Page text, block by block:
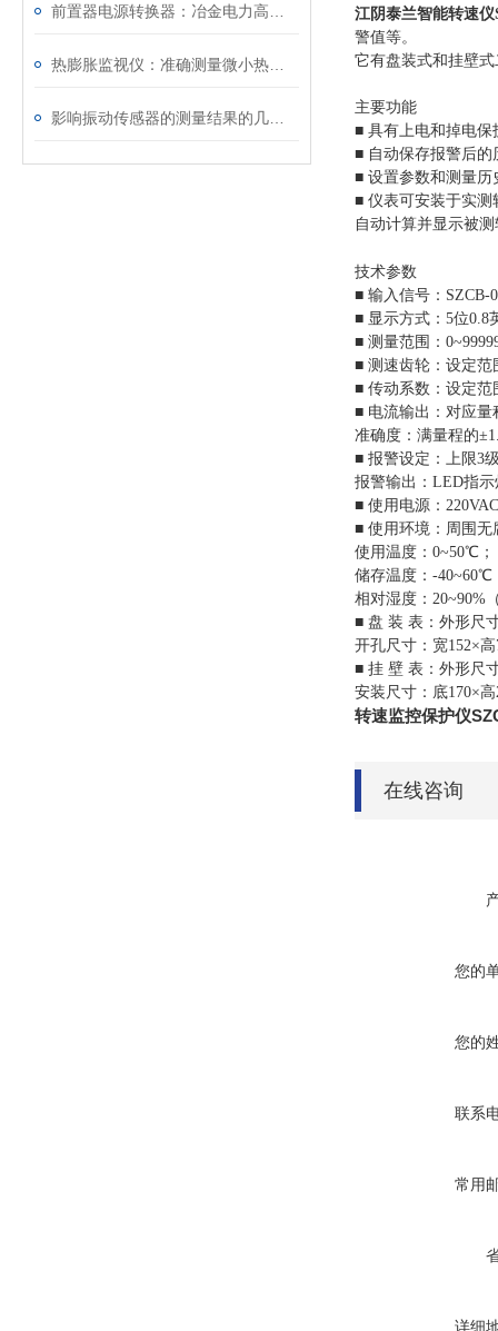
江阴泰兰智能转速仪
警值等。
它有盘装式和挂壁
主要功能
■ 具有上电和掉电保
■ 自动保存报警后的
■ 设置参数和测量历
■ 仪表可安装于实测
自动计算并显示被
技术参数
■ 输入信号：SZCB-
■ 显示方式：5位0.8
■ 测量范围：
■ 测速齿轮：设定范
■ 传动系数：设定范
■ 电流输出：对应量
准确度：满量程的
■ 报警设定：上限3
报警输出：LED指
■ 使用电源：
■ 使用环境：周围无
使用温度：0~50℃；
储存温度：-40~60℃
相对湿度：20~90%
■ 盘 装 表：外形尺
开孔尺寸：宽152×
■ 挂 壁 表：外形尺
安装尺寸：底170×
转速监控保护仪
在线咨询
您的
您的
联系
常用
详细